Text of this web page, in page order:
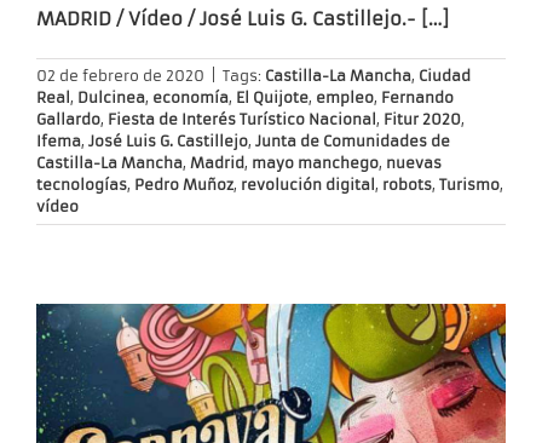
MADRID / Vídeo / José Luis G. Castillejo.- […]
02 de febrero de 2020 Tags: Castilla-La Mancha, Ciudad
Real , Dulcinea, economía, El Quijote, empleo, Fernando
Gallardo, Fiesta de Interés Turístico Nacional , Fitur 2020,
Ifema, José Luis G. Castillejo, Junta de Comunidades de
Castilla-La Mancha, Madrid, mayo manchego, nuevas
tecnologías, Pedro Muñoz, revolución digital , robots, Turismo,
vídeo